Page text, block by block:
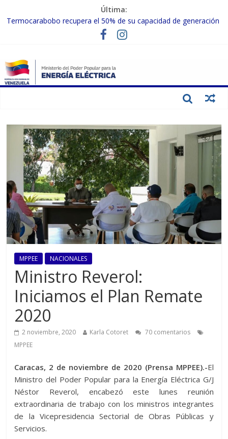
Última:
Termocarabobo recupera el 50% de su capacidad de generación
MPPEE avanza en la recuperación de infraestructuras eléctricas
Gobierno Nacional coordina acciones con el sector privado para
fortalecer el SEN ante el «Súper Niño»
Inspeccionan trabajos de rehabilitación en instalaciones del SEN
MPPEE NACIONALES
Ministro Reverol:
Iniciamos el Plan Remate
2020
2 noviembre, 2020 Karla Cotoret
70 comentarios
MPPEE
Caracas, 2 de noviembre de 2020 (Prensa MPPEE).-El
Ministro del Poder Popular para la Energía Eléctrica G/J
Néstor Reverol, encabezó este lunes reunión
extraordinaria de trabajo con los ministros integrantes
de la Vicepresidencia Sectorial de Obras Públicas y
Servicios.